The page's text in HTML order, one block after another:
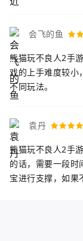
会飞的鱼
熊猫玩不良人2手
戏的上手难度较小
不同玩法。
袁丹
熊猫玩不良人2手
的话，需要一段时
宝进行支撑，如果